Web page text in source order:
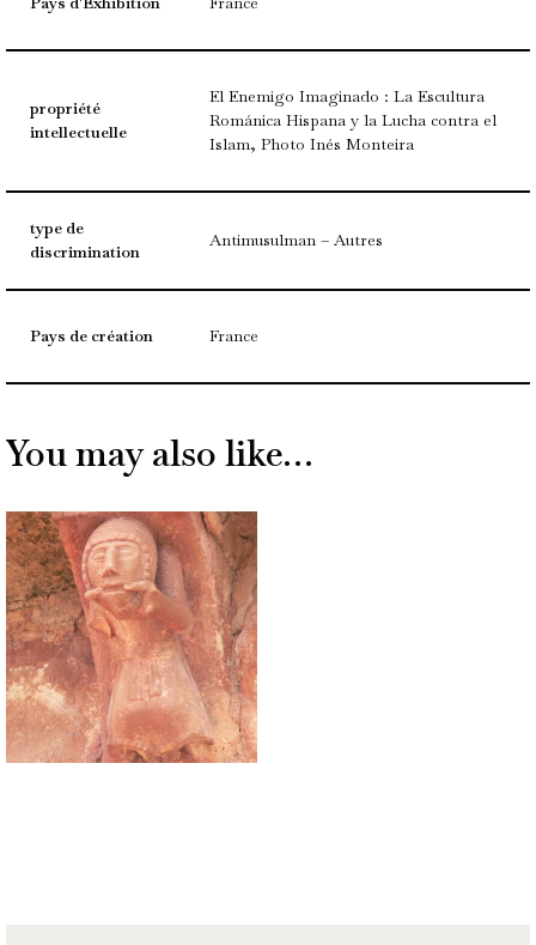
propriété
intellectuelle
El Enemigo Imaginado : La Escultura
Románica Hispana y la Lucha contra el
Islam, Photo Inés Monteira
type de
discrimination
Antimusulman – Autres
Pays de création France
You may also like…